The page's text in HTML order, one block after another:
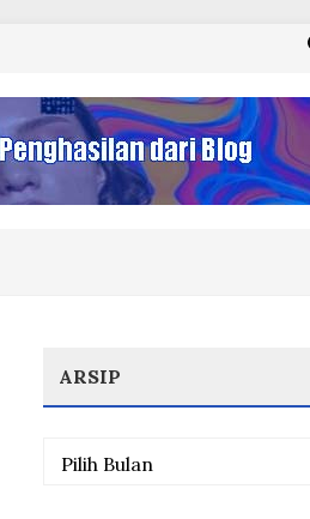
ARSIP
Arsip